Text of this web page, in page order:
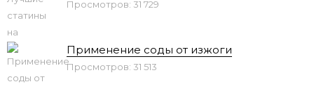
Просмотров: 31 729
Применение соды от изжоги
Просмотров: 31 513